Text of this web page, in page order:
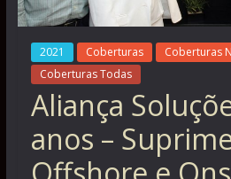
2021 Coberturas
Coberturas
Coberturas Todas
Aliança
anos –